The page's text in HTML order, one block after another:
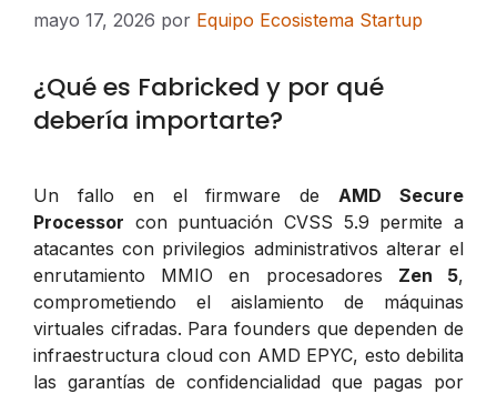
mayo 17, 2026 por Equipo Ecosistema Startup
¿Qué es Fabricked y por qué
debería importarte?
Un fallo en el firmware de AMD Secure
Processor con puntuación CVSS 5.9 permite a
atacantes con privilegios administrativos alterar el
enrutamiento MMIO en procesadores Zen 5,
comprometiendo el aislamiento de máquinas
virtuales cifradas. Para founders que dependen de
infraestructura cloud con AMD EPYC, esto debilita
las garantías de confidencialidad que pagas por